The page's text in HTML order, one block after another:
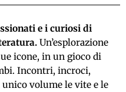
e i curiosi di
Un’esplorazione
icone, in un gioco di
Incontri, incroci,
volume le vite e le